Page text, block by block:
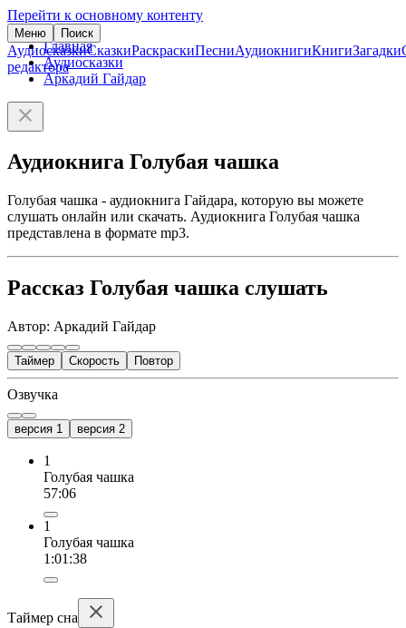
Перейти к основному контенту
Меню Поиск
АудиосказкиСказкиРаскраскиПесниАудиокнигиКнигиЗагадки
редактора
Главная
Аудиосказки
Аркадий Гайдар
Аудиокнига Голубая чашка
Голубая чашка - аудиокнига Гайдара, которую вы можете
слушать онлайн или скачать. Аудиокнига Голубая чашка
представлена в формате mp3.
Рассказ Голубая чашка слушать
Автор: Аркадий Гайдар
Таймер Скорость Повтор
Озвучка
версия 1 версия 2
1
Голубая чашка
57:06
1
Голубая чашка
1:01:38
Таймер сна